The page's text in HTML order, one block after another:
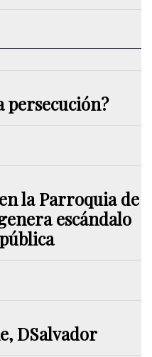
persecución?
la Parroquia de
escándalo
DSalvador